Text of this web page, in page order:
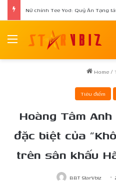
Menu
Home /
Tiêu điểm
Hoàng Tâm
đặc biệt của
trên sân khấu
BBT StarVbiz